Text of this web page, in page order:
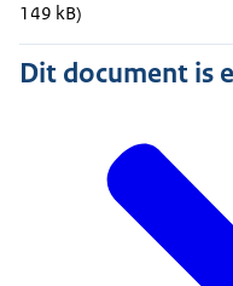
149 kB)
Dit document is